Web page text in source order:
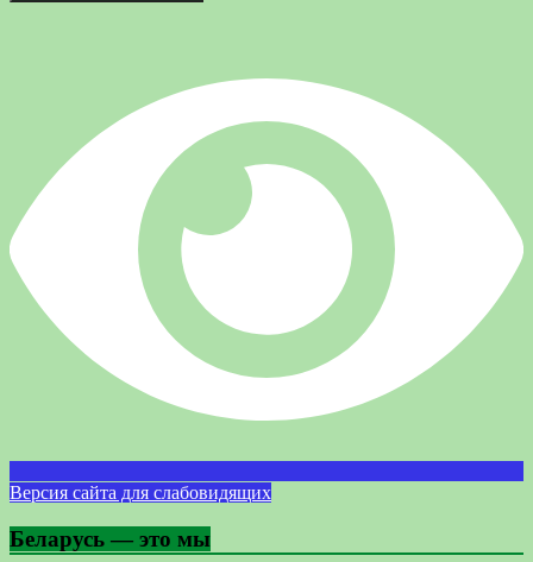
Версия сайта для слабовидящих
Беларусь — это мы